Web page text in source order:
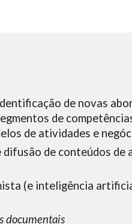
de novas
de
de atividades e
difusão de conteúdos de
(e inteligência
documentais